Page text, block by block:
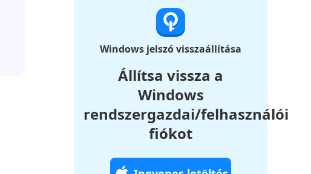
Windows jelszó visszaállítása
Állítsa vissza a
Windows
rendszergazdai/felhasználói
fiókot